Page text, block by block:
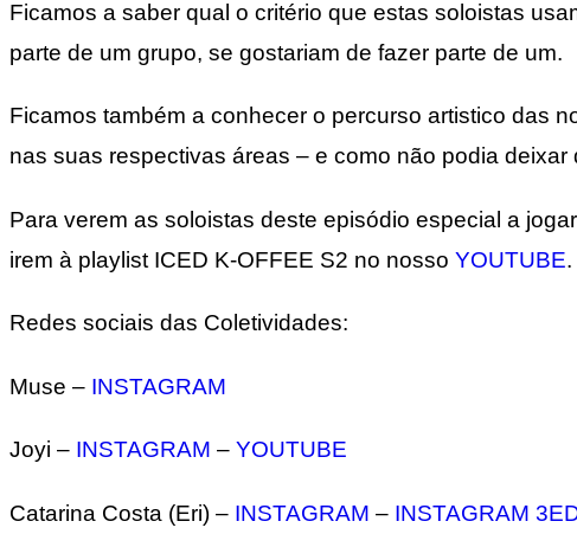
Ficamos a saber qual o critério que estas soloistas
parte de um grupo, se gostariam de fazer parte de um.
Ficamos também a conhecer o percurso artistico das
nas suas respectivas áreas – e como não podia
Para verem as soloistas deste episódio especial a
irem à playlist ICED K-OFFEE S2 no nosso YOUTUBE.
Redes sociais das Coletividades:
Muse – INSTAGRAM
Joyi – INSTAGRAM – YOUTUBE
Catarina Costa (Eri) – INSTAGRAM – INSTAGRAM